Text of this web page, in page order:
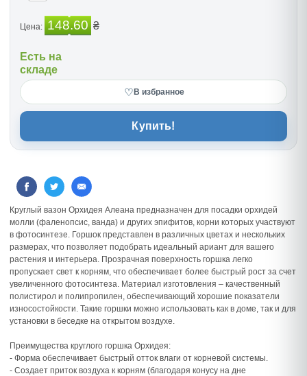
Цена: 148.60 ₴
Есть на
складе
♡ В избранное
Купить!
Круглый вазон Орхидея Алеана предназначен для посадки орхидей
молли (фаленопсис, ванда) и других эпифитов, корни которых участвуют
в фотосинтезе. Горшок представлен в различных цветах и нескольких
размерах, что позволяет подобрать идеальный ариант для вашего
растения и интерьера. Прозрачная поверхность горшка легко
пропускает свет к корням, что обеспечивает более быстрый рост за счет
увеличенного фотосинтеза. Материал изготовления – качественный
полистирол и полипропилен, обеспечивающий хорошие показатели
износостойкости. Такие горшки можно использовать как в доме, так и для
установки в беседке на открытом воздухе.
Преимущества круглого горшка Орхидея:
- Форма обеспечивает быстрый отток влаги от корневой системы.
- Создает приток воздуха к корням (благодаря конусу на дне